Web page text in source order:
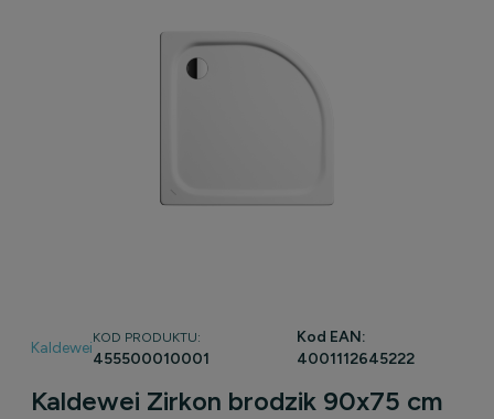
Kaldewei
KOD PRODUKTU:
455500010001
Kod EAN:
4001112645222
Kaldewei Zirkon brodzik 90x75 cm